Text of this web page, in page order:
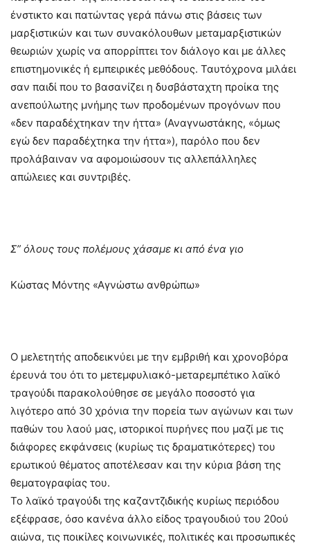
ένστικτο και πατώντας γερά πάνω στις βάσεις των
μαρξιστικών και των συνακόλουθων μεταμαρξιστικών
θεωριών χωρίς να απορρίπτει τον διάλογο και με άλλες
επιστημονικές ή εμπειρικές μεθόδους. Ταυτόχρονα μιλάει
σαν παιδί που το βασανίζει η δυσβάσταχτη προίκα της
ανεπούλωτης μνήμης των προδομένων προγόνων που
«δεν παραδέχτηκαν την ήττα» (Αναγνωστάκης, «όμως
εγώ δεν παραδέχτηκα την ήττα»), παρόλο που δεν
προλάβαιναν να αφομοιώσουν τις αλλεπάλληλες
απώλειες και συντριβές.
Σ” όλους τους πολέμους χάσαμε κι από ένα γιο
Κώστας Μόντης «Αγνώστω ανθρώπω»
Ο μελετητής αποδεικνύει με την εμβριθή και χρονοβόρα
έρευνά του ότι το μετεμφυλιακό-μεταρεμπέτικο λαϊκό
τραγούδι παρακολούθησε σε μεγάλο ποσοστό για
λιγότερο από 30 χρόνια την πορεία των αγώνων και των
παθών του λαού μας, ιστορικοί πυρήνες που μαζί με τις
διάφορες εκφάνσεις (κυρίως τις δραματικότερες) του
ερωτικού θέματος αποτέλεσαν και την κύρια βάση της
θεματογραφίας του.
Το λαϊκό τραγούδι της καζαντζιδικής κυρίως περιόδου
εξέφρασε, όσο κανένα άλλο είδος τραγουδιού του 20ού
αιώνα, τις ποικίλες κοινωνικές, πολιτικές και προσωπικές